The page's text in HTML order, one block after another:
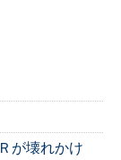
が壊れかけ